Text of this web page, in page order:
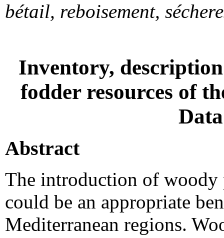
bétail, reboisement,
Inventory,
fodder resources of
Abstract
The introduction of woody
could be an appropriate
Mediterranean regions.